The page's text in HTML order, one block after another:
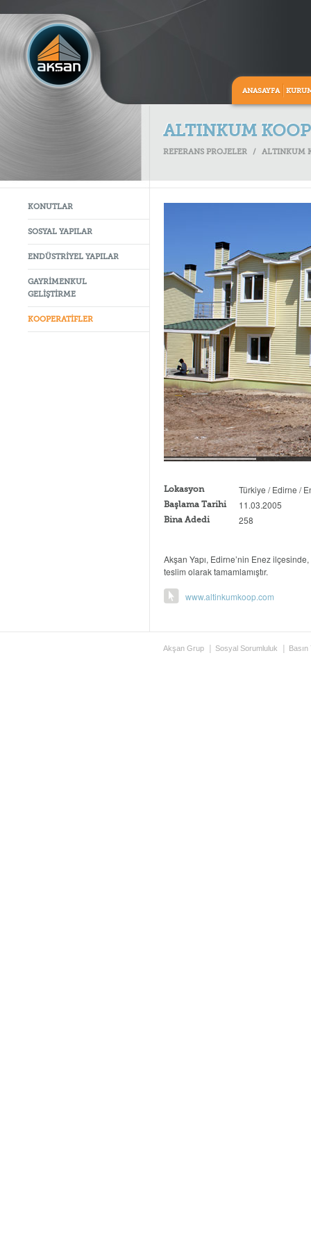
ANASAYFA
KONUTLAR
SOSYAL YAPILAR
ENDÜSTRİYEL YAPILAR
GAYRİMENKUL
GELİŞTİRME
KOOPERATİFLER
ALTINKUM
REFERANS PROJELER / ALTINKUM
Lokasyon Türkiye / Edirne /
Başlama Tarihi 11.03.2005
Bina Adedi 258
Akşan Yapı, Edirne’nin Enez
teslim olarak tamamlamıştır.
www.altinkumkoop.com
Akşan Grup Sosyal Sorumluluk Basın